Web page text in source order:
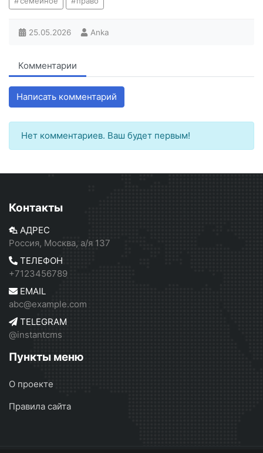
25.05.2026 Anka
Комментарии
Написать комментарий
Нет комментариев. Ваш будет первым!
Контакты
АДРЕС
Россия, Москва, а/я 137
ТЕЛЕФОН
+7123456789
EMAIL
abc@example.com
TELEGRAM
@instantcms
Пункты меню
О проекте
Правила сайта